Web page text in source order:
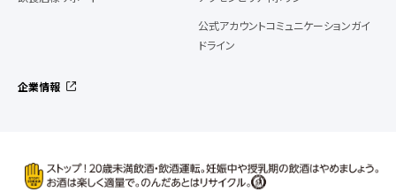
公式アカウントコミュニケーションガイ
ドライン
企業情報